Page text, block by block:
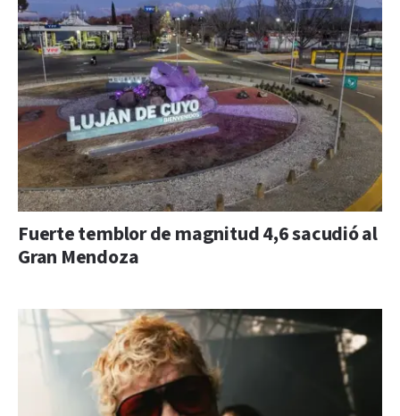
Fuerte temblor de magnitud 4,6 sacudió al
Gran Mendoza